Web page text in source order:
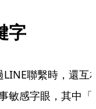
字
聯繫時，還互
敏感字眼，其中「